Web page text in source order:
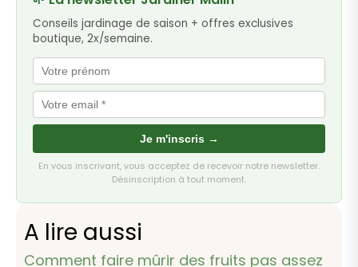
Conseils jardinage de saison + offres exclusives
boutique, 2x/semaine.
Je m'inscris →
En vous inscrivant, vous acceptez de recevoir notre newsletter.
Désinscription à tout moment.
A lire aussi
Comment faire mûrir des fruits pas assez